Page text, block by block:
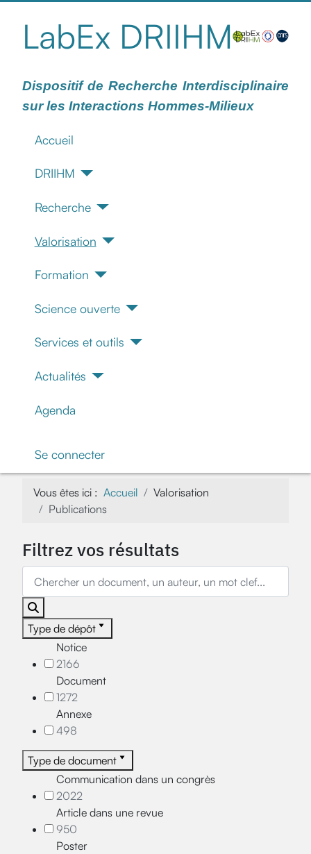
LabEx DRIIHM
Dispositif de Recherche Interdisciplinaire
sur les Interactions Hommes-Milieux
Accueil
DRIIHM
Recherche
Valorisation
Formation
Science ouverte
Services et outils
Actualités
Agenda
Se connecter
Vous êtes ici : Accueil
Valorisation
Publications
Filtrez vos résultats
Type de dépôt
Notice
2166
Document
1272
Annexe
498
Type de document
Communication dans un congrès
2022
Article dans une revue
950
Poster